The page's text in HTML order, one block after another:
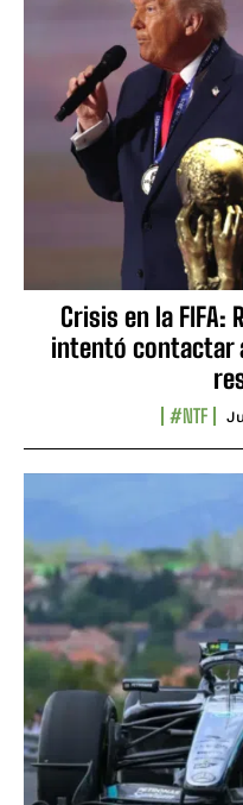
Crisis en la
intentó contactar
#NTF